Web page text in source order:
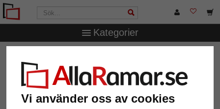
Vi använder oss av cookies
Kategorier
stycken väggklämmor och brickor
50 stycken väggklämmor och
brickor